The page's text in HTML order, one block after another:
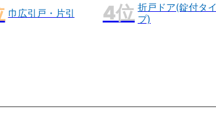
巾広引戸・片引
折戸ドア(錠付タイ
プ)